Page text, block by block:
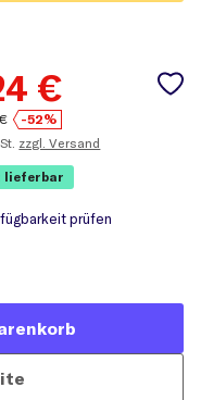
€
€
-52%
zzgl. Versand
lieferbar
prüfen